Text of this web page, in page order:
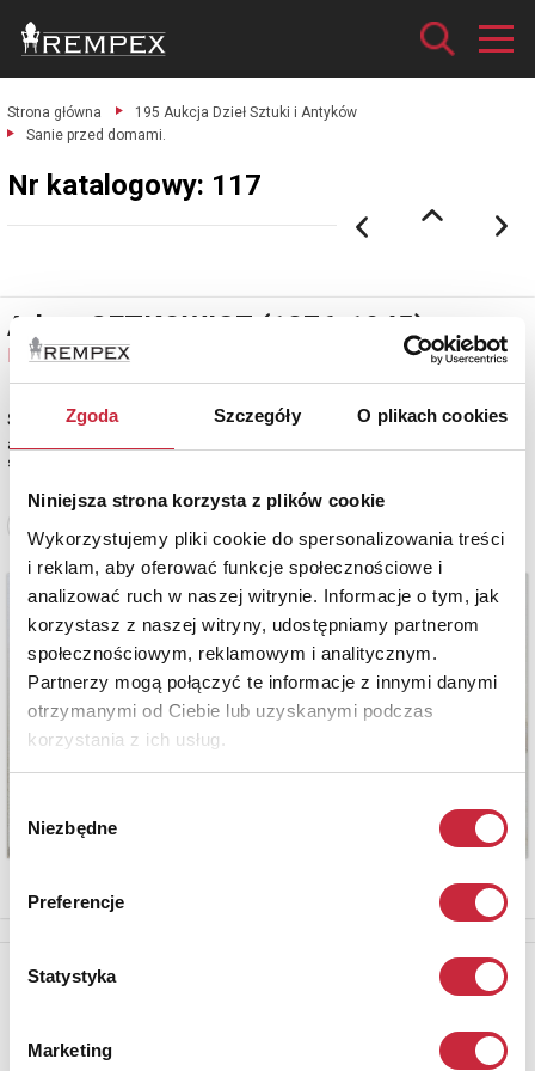
Zgoda Szczegóły O plikach cookies
Niniejsza strona korzysta z plików cookie
Wykorzystujemy pliki cookie do spersonalizowania treści
i reklam, aby oferować funkcje społecznościowe i
analizować ruch w naszej witrynie. Informacje o tym, jak
korzystasz z naszej witryny, udostępniamy partnerom
społecznościowym, reklamowym i analitycznym.
Partnerzy mogą połączyć te informacje z innymi danymi
otrzymanymi od Ciebie lub uzyskanymi podczas
korzystania z ich usług.
zgody
Niezbędne
Preferencje
Statystyka
Marketing
Strona główna
195 Aukcja Dzieł Sztuki i Antyków
Sanie przed domami.
Nr katalogowy: 117
Adam SETKOWICZ (1876-1945)
Nr katalogowy: 117
Sanie przed domami
akwarela, papier; 26,5 x 47,5 cm;
sygn. l. d.: A. Setkowicz